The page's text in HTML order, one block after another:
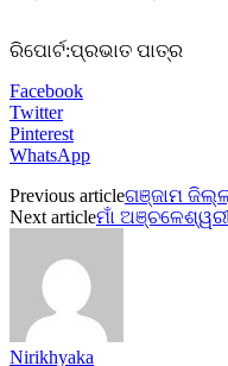
ରିପୋର୍ଟ:ପ୍ରଭାତ ପାତ୍ର
Facebook
Twitter
Pinterest
WhatsApp
Previous articleଗଞ୍ଜାମ
Next articleମାଁ
Nirikhyaka